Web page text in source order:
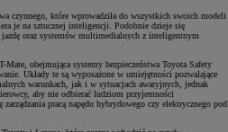
czynnego, które wprowadziła do wszystkich swoich modeli
je na sztucznej inteligencji. Podobnie dzieje się
oraz systemów multimedialnych z inteligentnym
Mate, obejmująca systemy bezpieczeństwa Toyota Safety
Układy te są wyposażone w umiejętności pozwalające
warunkach, jak i w sytuacjach awaryjnych, jednak
aby nie odbierać ludziom przyjemności
pracą napędu hybrydowego czy elektrycznego pod